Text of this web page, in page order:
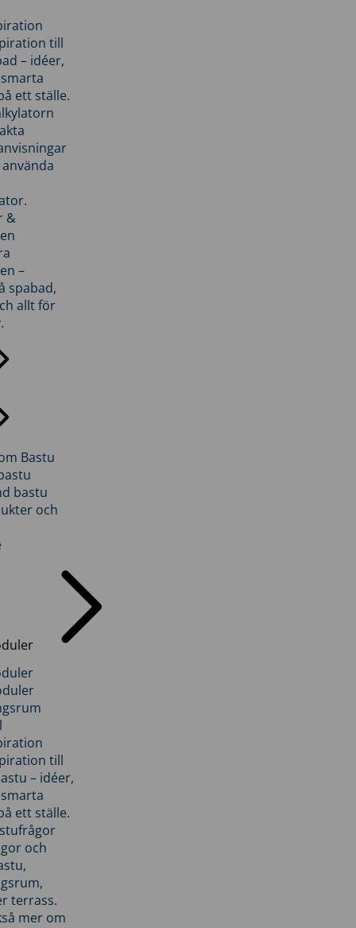
till
– idéer,
ett ställe.
&
–
spabad,
allt för
Bastu
bastu
och
till
– idéer,
ett ställe.
och
terrass.
mer om